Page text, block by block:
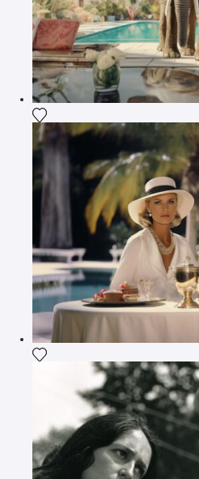
Fügen Sie das Foto
Fügen Sie das Foto